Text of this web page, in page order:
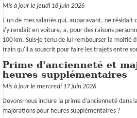
Mis à jour le jeudi 18 juin 2026
L'un de mes salariés qui, auparavant, ne
s'y rendait en voiture, a, pour des raisons
100 km. Suis-je tenu de lui rembourser la moitié
train qu'il a souscrit pour faire les trajets entre
Prime d'ancienneté et
heures supplémentaires
Mis à jour le mercredi 17 juin 2026
Devons-nous inclure la prime d'ancienneté dans
majorations pour heures supplémentaires ?